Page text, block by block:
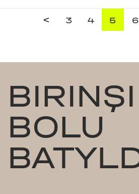
< 3 4 5 6
BIRINŞI
BOLU